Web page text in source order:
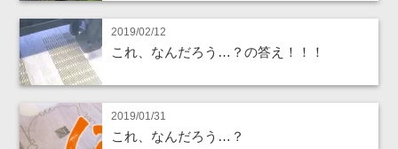
2019/02/12
これ、なんだろう…？の答え！！！
2019/01/31
これ、なんだろう…？